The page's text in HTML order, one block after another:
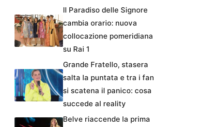
Il Paradiso delle Signore
cambia orario: nuova
collocazione pomeridiana
su Rai 1
Grande Fratello, stasera
salta la puntata e tra i fan
si scatena il panico: cosa
succede al reality
Belve riaccende la prima